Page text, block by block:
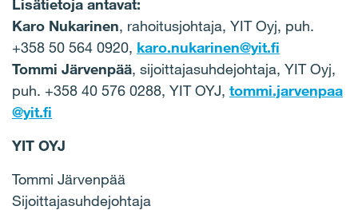
Lisätietoja antavat:
Karo Nukarinen, rahoitusjohtaja, YIT Oyj, puh.
+358 50 564 0920, karo.nukarinen@yit.fi
Tommi Järvenpää, sijoittajasuhdejohtaja, YIT Oyj,
puh. +358 40 576 0288, YIT OYJ, tommi.jarvenpaa
@yit.fi
YIT OYJ
Tommi Järvenpää
Sijoittajasuhdejohtaja